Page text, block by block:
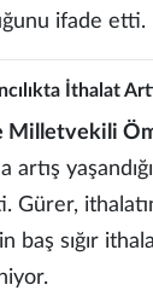
ifade etti.
İthalat
Milletvekili
artış
Gürer,
baş sığır